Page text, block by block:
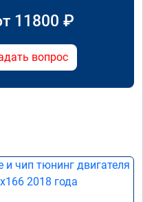
11800 ₽
вопрос